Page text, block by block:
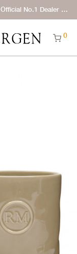
Official No.1 Dealer
0